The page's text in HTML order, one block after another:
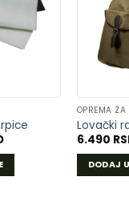
DODAJ
LISTU
ŽELJA
Raspon
od
110 RSD
do
OPREMA ZA
Lovački
6.490
DODAJ